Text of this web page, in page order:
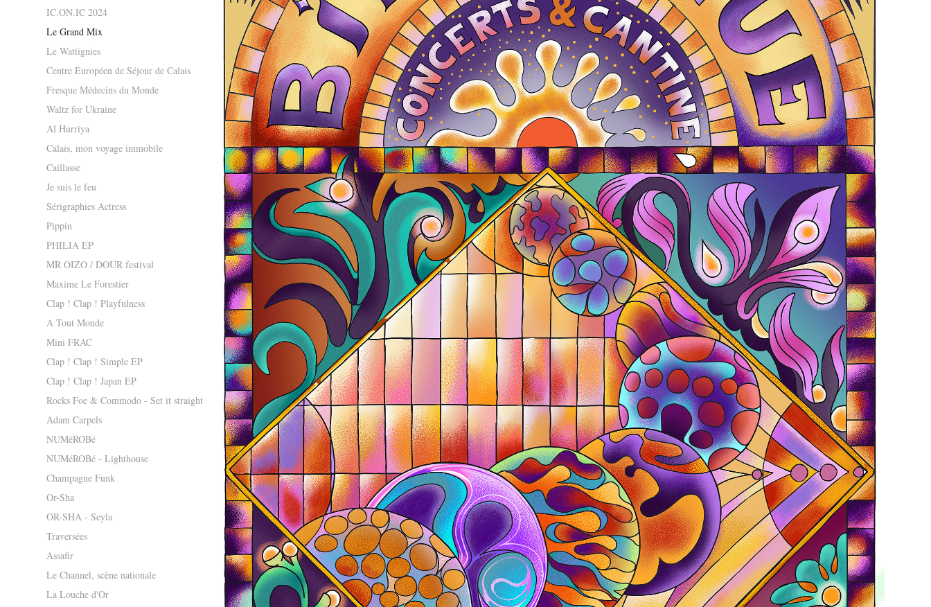
IC.ON.IC 2024
Le Grand Mix
Le Wattignies
Centre Européen de Séjour de Calais
Fresque Médecins du Monde
Waltz for Ukraine
Al Hurriya
Calais, mon voyage immobile
Caillasse
Je suis le feu
Sérigraphies Actress
Pippin
PHILIA EP
MR OIZO / DOUR festival
Maxime Le Forestier
Clap ! Clap ! Playfulness
A Tout Monde
Mini FRAC
Clap ! Clap ! Simple EP
Clap ! Clap ! Japan EP
Rocks Foe & Commodo - Set it straight
Adam Carpels
NUMéROBé
NUMéROBé - Lighthouse
Champagne Funk
Or-Sha
OR-SHA - Seyla
Traversées
Assafir
Le Channel, scène nationale
La Louche d'Or